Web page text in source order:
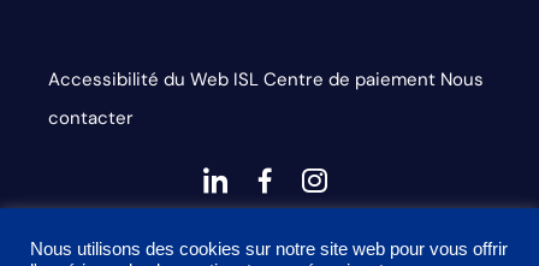
Accessibilité du Web ISL Centre de paiement Nous
contacter
dashicons-
linkedin
dashicons-
facebook-
alt
instagram
This site is protected by reCAPTCHA and the Google
Nous utilisons des cookies sur notre site web pour vous offrir